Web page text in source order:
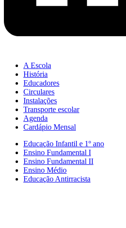
A Escola
História
Educadores
Circulares
Instalações
Transporte escolar
Agenda
Cardápio Mensal
Educação Infantil e 1º ano
Ensino Fundamental I
Ensino Fundamental II
Ensino Médio
Educação Antirracista